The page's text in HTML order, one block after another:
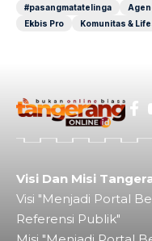
#pasangmatatelinga
Ekbis Pro
Komunitas &
Visi Dan Misi
Visi "Menjadi Portal
Referensi Publik"